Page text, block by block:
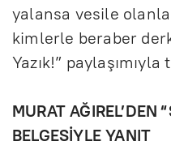
yalansa vesile
kimlerle beraber
Yazık!”
MURAT AĞIREL’DEN
BELGESİYLE YANIT